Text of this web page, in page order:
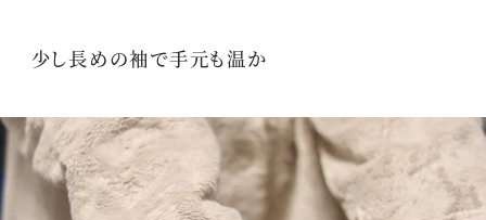
少し長めの袖で手元も温か